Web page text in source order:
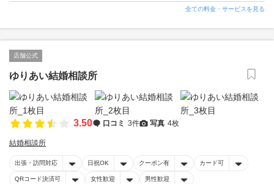
全ての料金・サービスを見る
店舗公式
ゆりあい結婚相談所
3.50 口コミ 3件 写真 4枚
結婚相談所
出張・訪問対応 日祝OK クーポン有 カード可
QRコード決済可 女性歓迎 男性歓迎